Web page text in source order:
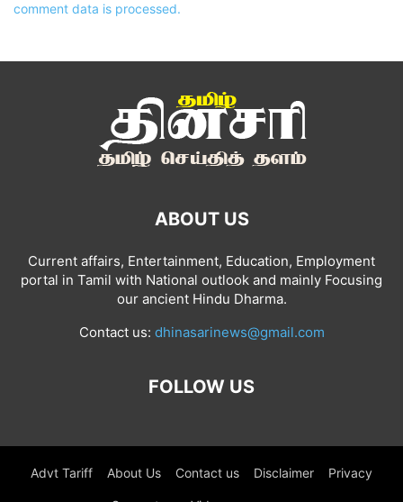
comment data is processed.
ABOUT US
Current affairs, Entertainment, Education, Employment
portal in Tamil with National outlook and mainly Focusing
our ancient Hindu Dharma.
Contact us: dhinasarinews@gmail.com
FOLLOW US
Advt Tariff About Us Contact us Disclaimer Privacy